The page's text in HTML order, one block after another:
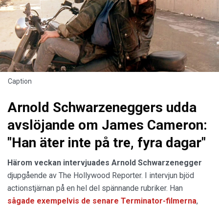
Caption
Arnold Schwarzeneggers udda
avslöjande om James Cameron:
"Han äter inte på tre, fyra dagar"
Härom veckan intervjuades Arnold Schwarzenegger
djupgående av The Hollywood Reporter. I intervjun bjöd
actionstjärnan på en hel del spännande rubriker. Han
sågade exempelvis de senare Terminator-filmerna,